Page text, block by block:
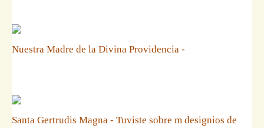
Nuestra Madre de la Divina Providencia -
Santa Gertrudis Magna - Tuviste sobre m designios de